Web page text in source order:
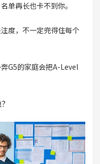
单再长也卡不到你。
度，不一定兜得住每个
G5的家庭会把A-Level